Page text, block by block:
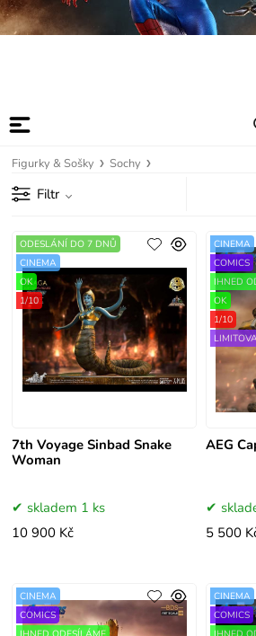
Figurky & Sošky Sochy
Filtr
7th Voyage Sinbad Snake
Woman
ODESLÁNÍ DO 7 DNŮ
CINEMA
OK
1/10
skladem 1 ks
10 900 Kč
AEG
CINEMA
COMICS
IHNED
OK
1/10
5 500
CINEMA
COMICS
CINEMA
COMICS